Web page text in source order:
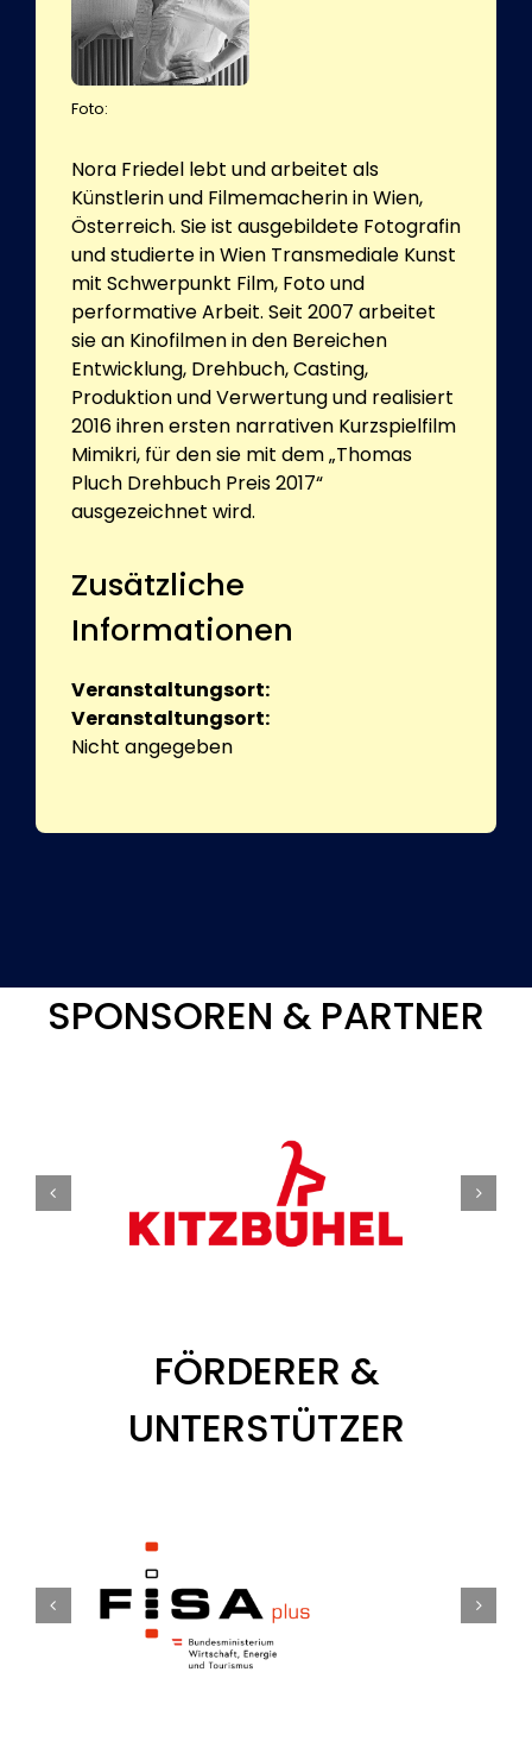
Foto:
Nora Friedel lebt und arbeitet als
Künstlerin und Filmemacherin in Wien,
Österreich. Sie ist ausgebildete Fotografin
und studierte in Wien Transmediale Kunst
mit Schwerpunkt Film, Foto und
performative Arbeit. Seit 2007 arbeitet
sie an Kinofilmen in den Bereichen
Entwicklung, Drehbuch, Casting,
Produktion und Verwertung und realisiert
2016 ihren ersten narrativen Kurzspielfilm
Mimikri, für den sie mit dem „Thomas
Pluch Drehbuch Preis 2017“
ausgezeichnet wird.
Zusätzliche
Informationen
Veranstaltungsort:
Veranstaltungsort:
Nicht angegeben
SPONSOREN & PARTNER
FÖRDERER &
UNTERSTÜTZER